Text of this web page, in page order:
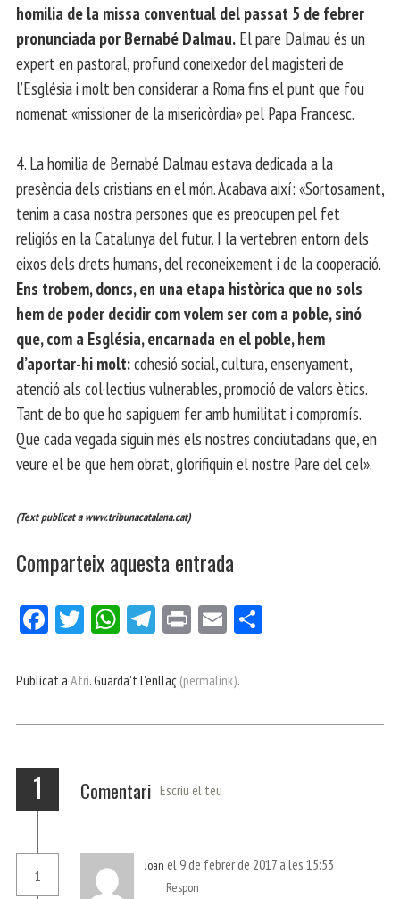
homilia de la missa conventual del passat 5 de febrer
pronunciada por Bernabé Dalmau. El pare Dalmau és un
expert en pastoral, profund coneixedor del magisteri de
l’Església i molt ben considerar a Roma fins el punt que fou
nomenat «missioner de la misericòrdia» pel Papa Francesc.
4. La homilia de Bernabé Dalmau estava dedicada a la
presència dels cristians en el món. Acabava així: «Sortosament,
tenim a casa nostra persones que es preocupen pel fet
religiós en la Catalunya del futur. I la vertebren entorn dels
eixos dels drets humans, del reconeixement i de la cooperació.
Ens trobem, doncs, en una etapa històrica que no sols
hem de poder decidir com volem ser com a poble, sinó
que, com a Església, encarnada en el poble, hem
d’aportar-hi molt:cohesió social, cultura, ensenyament,
atenció als col·lectius vulnerables, promoció de valors ètics.
Tant de bo que ho sapiguem fer amb humilitat i compromís.
Que cada vegada siguin més els nostres conciutadans que, en
veure el be que hem obrat, glorifiquin el nostre Pare del cel».
(Text publicat a www.tribunacatalana.cat)
Comparteix aquesta entrada
Fa
bo
Tw
er
W
ts
p
Te
gr
m
Pri E
ail
ei
Publicat a Atri. Guarda't l'enllaç (permalink).
1 Comentari Escriu el teu
1
Joan el 9 de febrer de 2017 a les 15:53
Respon